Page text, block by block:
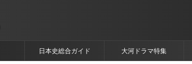
日本史総合ガイド 大河ドラマ特集